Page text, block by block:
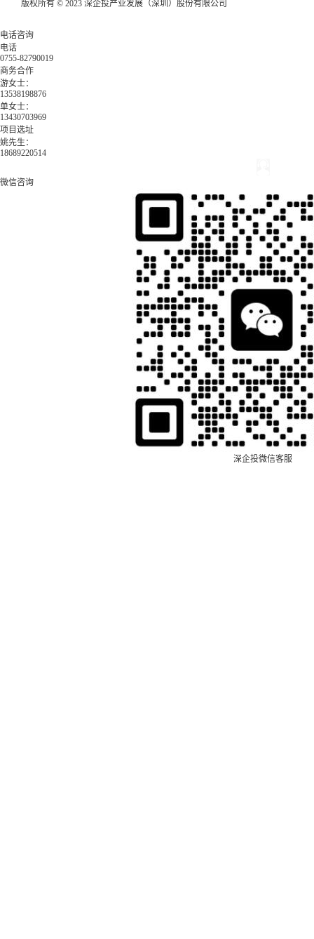
版权所有 © 2023 深企投产业发展（深圳）股份有限公司
电话咨询
电话
0755-82790019
商务合作
游女士：
13538198876
单女士：
13430703969
项目选址
姚先生：
18689220514
微信咨询
深企投微信客服